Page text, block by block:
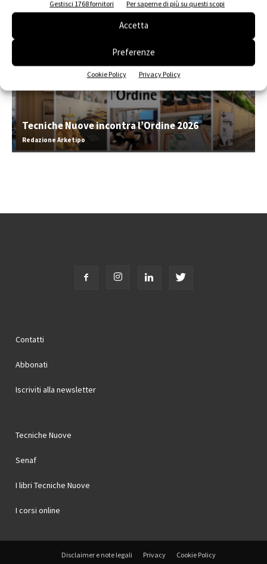
Gestisci 1768 fornitori Per saperne di più su questi scopi
Accetta
Preferenze
Cookie Policy Privacy Policy
Tecniche Nuove incontra l’Ordine 2026
Redazione Arketipo
Contatti
Abbonati
Iscriviti alla newsletter
Tecniche Nuove
Senaf
I libri Tecniche Nuove
I corsi online
Disclaimer e note legali Privacy Cookie Policy